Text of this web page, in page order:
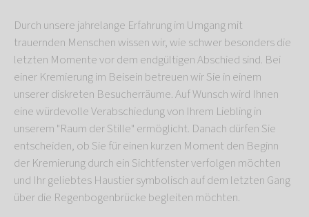
Durch unsere jahrelange Erfahrung im Umgang mit
trauernden Menschen wissen wir, wie schwer besonders die
letzten Momente vor dem endgültigen Abschied sind. Bei
einer Kremierung im Beisein betreuen wir Sie in einem
unserer diskreten Besucherräume. Auf Wunsch wird Ihnen
eine würdevolle Verabschiedung von Ihrem Liebling in
unserem "Raum der Stille" ermöglicht. Danach dürfen Sie
entscheiden, ob Sie für einen kurzen Moment den Beginn
der Kremierung durch ein Sichtfenster verfolgen möchten
und Ihr geliebtes Haustier symbolisch auf dem letzten Gang
über die Regenbogenbrücke begleiten möchten.